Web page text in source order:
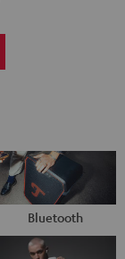
Bluetooth